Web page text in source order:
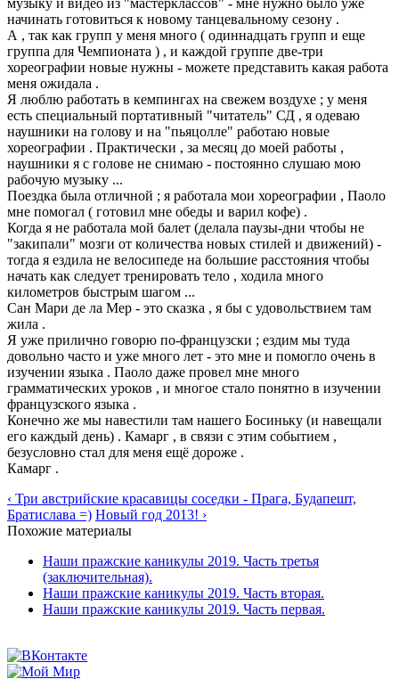
начинать готовиться к новому танцевальному сезону .
А , так как групп у меня много ( одиннадцать групп и еще
группа для Чемпионата ) , и каждой группе две-три
хореографии новые нужны - можете представить какая работа
меня ожидала .
Я люблю работать в кемпингах на свежем воздухе ; у меня
есть специальный портативный "читатель" СД , я одеваю
наушники на голову и на "пьяцолле" работаю новые
хореографии . Практически , за месяц до моей работы ,
наушники я с голове не снимаю - постоянно слушаю мою
рабочую музыку ...
Поездка была отличной ; я работала мои хореографии , Паоло
мне помогал ( готовил мне обеды и варил кофе) .
Когда я не работала мой балет (делала паузы-дни чтобы не
"закипали" мозги от количества новых стилей и движений) -
тогда я ездила не велосипеде на большие расстояния чтобы
начать как следует тренировать тело , ходила много
километров быстрым шагом ...
Сан Мари де ла Мер - это сказка , я бы с удовольствием там
жила .
Я уже прилично говорю по-французски ; ездим мы туда
довольно часто и уже много лет - это мне и помогло очень в
изучении языка . Паоло даже провел мне много
грамматических уроков , и многое стало понятно в изучении
французского языка .
Конечно же мы навестили там нашего Босиньку (и навещали
его каждый день) . Камарг , в связи с этим событием ,
безусловно стал для меня ещё дороже .
Камарг .
‹ Три австрийские красавицы соседки - Прага, Будапешт,
Братислава =) Новый год 2013! ›
Похожие материалы
Наши пражские каникулы 2019. Часть третья
(заключительная).
Наши пражские каникулы 2019. Часть вторая.
Наши пражские каникулы 2019. Часть первая.